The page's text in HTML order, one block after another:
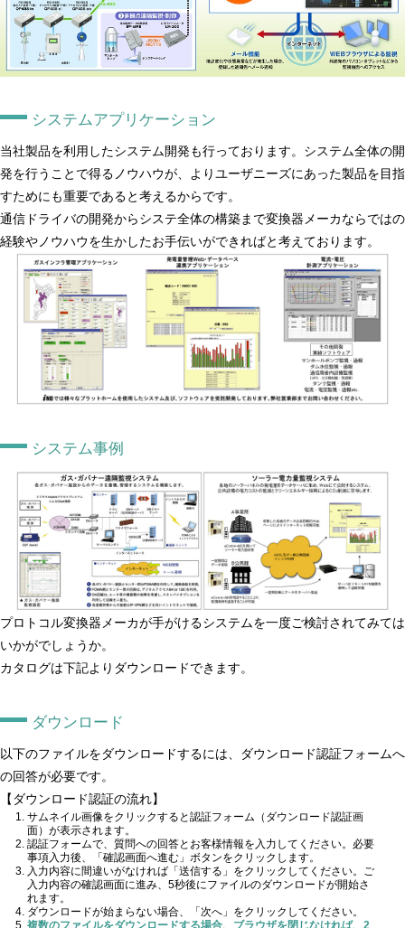
システムアプリケーション
当社製品を利用したシステム開発も行っております。システム全体の開
発を行うことで得るノウハウが、よりユーザニーズにあった製品を目指
すためにも重要であると考えるからです。
通信ドライバの開発からシステ全体の構築まで変換器メーカならではの
経験やノウハウを生かしたお手伝いができればと考えております。
システム事例
プロトコル変換器メーカが手がけるシステムを一度ご検討されてみては
いかがでしょうか。
カタログは下記よりダウンロードできます。
ダウンロード
以下のファイルをダウンロードするには、ダウンロード認証フォームへ
の回答が必要です。
【ダウンロード認証の流れ】
サムネイル画像をクリックすると認証フォーム（ダウンロード認証画
面）が表示されます。
認証フォームで、質問への回答とお客様情報を入力してください。必要
事項入力後、「確認画面へ進む」ボタンをクリックします。
入力内容に間違いがなければ「送信する」をクリックしてください。ご
入力内容の確認画面に進み、5秒後にファイルのダウンロードが開始さ
れます。
ダウンロードが始まらない場合、「次へ」をクリックしてください。
複数のファイルをダウンロードする場合、ブラウザを閉じなければ、2